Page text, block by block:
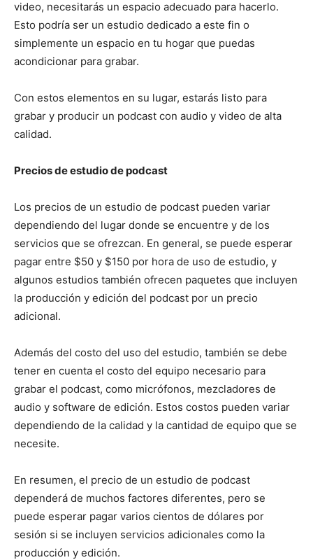
video, necesitarás un espacio adecuado para hacerlo.
Esto podría ser un estudio dedicado a este fin o
simplemente un espacio en tu hogar que puedas
acondicionar para grabar.
Con estos elementos en su lugar, estarás listo para
grabar y producir un podcast con audio y video de alta
calidad.
Precios de estudio de podcast
Los precios de un estudio de podcast pueden variar
dependiendo del lugar donde se encuentre y de los
servicios que se ofrezcan. En general, se puede esperar
pagar entre $50 y $150 por hora de uso de estudio, y
algunos estudios también ofrecen paquetes que incluyen
la producción y edición del podcast por un precio
adicional.
Además del costo del uso del estudio, también se debe
tener en cuenta el costo del equipo necesario para
grabar el podcast, como micrófonos, mezcladores de
audio y software de edición. Estos costos pueden variar
dependiendo de la calidad y la cantidad de equipo que se
necesite.
En resumen, el precio de un estudio de podcast
dependerá de muchos factores diferentes, pero se
puede esperar pagar varios cientos de dólares por
sesión si se incluyen servicios adicionales como la
producción y edición.